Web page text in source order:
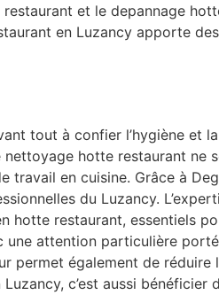
et le depannage
en Luzancy apporte
tout à confier l’hygiène et
hotte restaurant ne
en cuisine. Grâce à
du Luzancy.
restaurant, essentiels
attention particulière
également de réduire
c’est aussi bénéficier